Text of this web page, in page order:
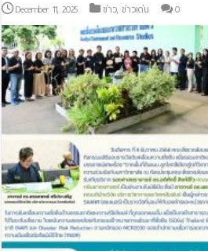
December 11, 2025 ข่าว,ข่าวเด่น 0